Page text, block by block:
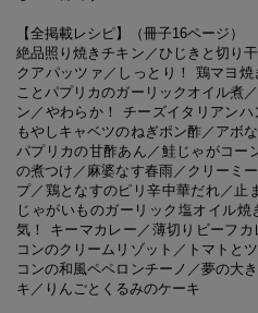
【全掲載レシピ】（冊子16ページ）
絶品照り焼きチキン／ひじきと切り
クアパッツァ／しっとり！ 鶏マヨ
ことパプリカのガーリックオイル煮
ン／やわらか！ チーズイタリアン
もやしキャベツのねぎポン酢／アボ
パプリカの甘酢あん／鮭じゃがコー
の煮つけ／麻婆なす春雨／クリーミ
プ／鶏となすのピリ辛中華だれ／止
じゃがいものガーリック塩オイル
気！ キーマカレー／薄切りビーフカ
コンのクリームリゾット／トマトと
コンの和風ペペロンチーノ／夢の大
キ／りんごとくるみのケーキ